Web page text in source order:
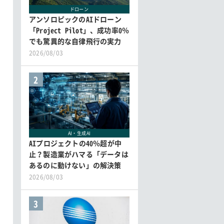
ドローン
アンソロピックのAIドローン
「Project Pilot」、成功率0％
でも驚異的な自律飛行の実力
2026/08/03
2
AI・生成AI
AIプロジェクトの40％超が中
止？製造業がハマる「データは
あるのに動けない」の解決策
2026/08/03
3